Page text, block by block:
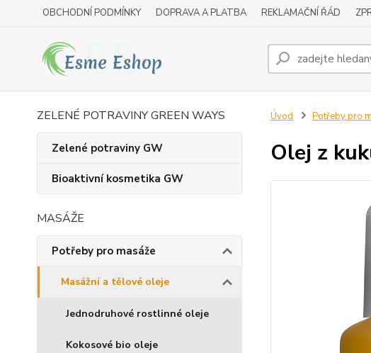
OBCHODNÍ PODMÍNKY DOPRAVA A PLATBA REKLAMAČNÍ ŘÁD
ZELENÉ POTRAVINY GREEN WAYS
Zelené potraviny GW
Bioaktivní kosmetika GW
MASÁŽE
Potřeby pro masáže
Masážní a tělové oleje
Jednodruhové rostlinné oleje
Kokosové bio oleje
Úvod Potřeby pro
Olej z